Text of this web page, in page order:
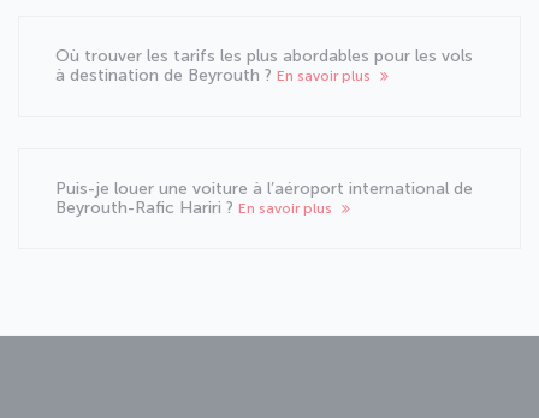
Où trouver les tarifs les plus abordables pour les vols
à destination de Beyrouth ? En savoir plus
Puis-je louer une voiture à l’aéroport international de
Beyrouth-Rafic Hariri ? En savoir plus